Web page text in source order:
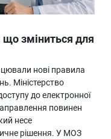
зміниться для
нові правила
Міністерство
до електронної
повинен
несе
рішення. У МОЗ